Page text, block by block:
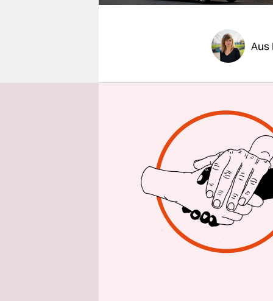
genossenschaft
Aus
mit großer
gekauft
Noch
Ottensen
Pizzeria